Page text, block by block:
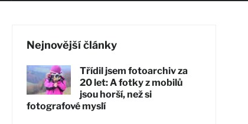
Nejnovější články
Třídil jsem fotoarchiv za
20 let: A fotky z mobilů
jsou horší, než si
fotografové myslí